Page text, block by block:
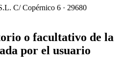
C/ Copérnico 6 · 29680
o facultativo de la
por el usuario